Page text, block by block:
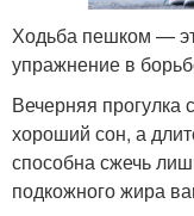
Ходьба пешком —
упражнение в
Вечерняя прогулка
хороший сон, а
способна сжечь
подкожного жира